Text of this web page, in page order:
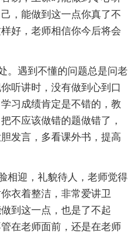
，能做到这一点你真了不
好，老师相信你今后将会
。遇到不懂的问题总是问老
听讲时，没有做到心到口
习成绩肯定是不错的，教
不应该做错的题做错了，
发言，多看课外书，提高
相迎，礼貌待人，老师觉得
衣着整洁，非常爱讲卫
到这一点，也是了不起
在老师面前，还是在老师